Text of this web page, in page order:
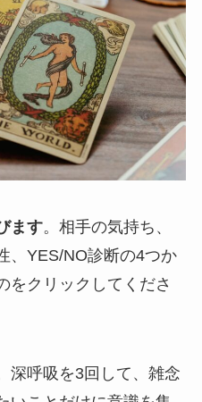
ます。相手の気持ち、
、YES/NO診断の4つか
をクリックしてくださ
深呼吸を3回して、雑念